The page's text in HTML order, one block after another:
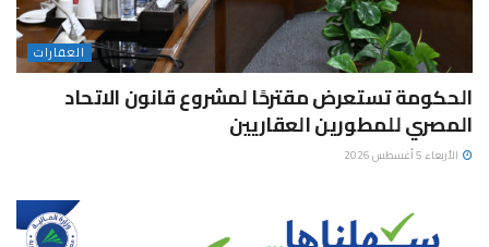
العقارات
الحكومة تستعرض مقترحًا لمشروع قانون الاتحاد
المصري للمطورين العقاريين
الأربعاء 5 أغسطس 2026